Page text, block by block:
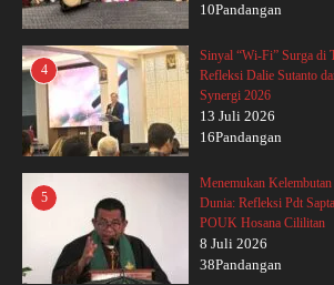
10Pandangan
4
Sinyal “Wi-Fi” Surga di
Refleksi Dalie Sutanto
Synergi 2026
13 Juli 2026
16Pandangan
5
Menemukan
Dunia: Refleksi Pdt
POUK Hosana Cililitan
8 Juli 2026
38Pandangan